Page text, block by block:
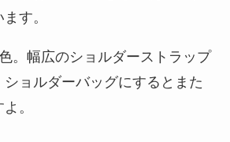
す。
。幅広のショルダーストラップ
ョルダーバッグにするとまた
。